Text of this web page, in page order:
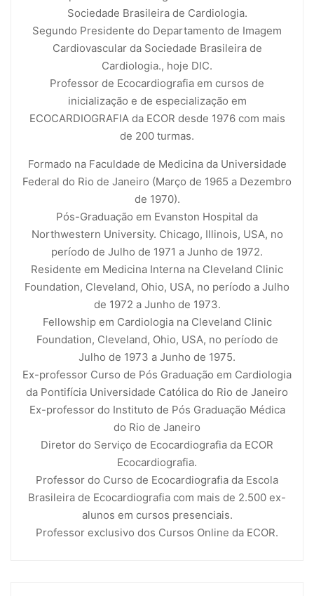
Sociedade Brasileira de Cardiologia.
Segundo Presidente do Departamento de Imagem
Cardiovascular da Sociedade Brasileira de
Cardiologia., hoje DIC.
Professor de Ecocardiografia em cursos de
inicialização e de especialização em
ECOCARDIOGRAFIA da ECOR desde 1976 com mais
de 200 turmas.
Formado na Faculdade de Medicina da Universidade
Federal do Rio de Janeiro (Março de 1965 a Dezembro
de 1970).
Pós-Graduação em Evanston Hospital da
Northwestern University. Chicago, Illinois, USA, no
período de Julho de 1971 a Junho de 1972.
Residente em Medicina Interna na Cleveland Clinic
Foundation, Cleveland, Ohio, USA, no período a Julho
de 1972 a Junho de 1973.
Fellowship em Cardiologia na Cleveland Clinic
Foundation, Cleveland, Ohio, USA, no período de
Julho de 1973 a Junho de 1975.
Ex-professor Curso de Pós Graduação em Cardiologia
da Pontifícia Universidade Católica do Rio de Janeiro
Ex-professor do Instituto de Pós Graduação Médica
do Rio de Janeiro
Diretor do Serviço de Ecocardiografia da ECOR
Ecocardiografia.
Professor do Curso de Ecocardiografia da Escola
Brasileira de Ecocardiografia com mais de 2.500 ex-
alunos em cursos presenciais.
Professor exclusivo dos Cursos Online da ECOR.